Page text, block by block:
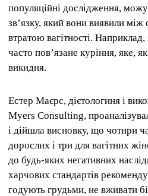
популяційні дослідження,
зв’язку, який вони виявили
втратою вагітності.
часто пов’язане куріння, яке,
викидня.
Естер Маєрс, дієтологиня і
Myers Consulting,
і дійшла висновку, що чотири
дорослих і три для вагітних
до будь-яких негативних
харчових стандартів
годують грудьми, не вживати